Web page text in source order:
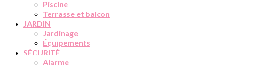
Piscine
Terrasse et balcon
JARDIN
Jardinage
Équipements
SÉCURITÉ
Alarme